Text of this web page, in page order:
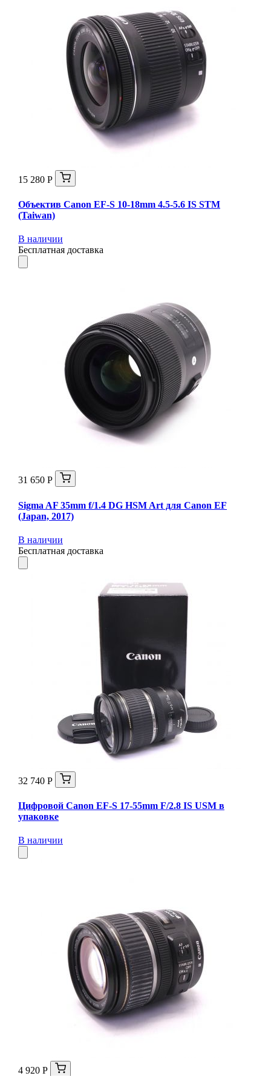
15 280 Р
Объектив Canon EF-S 10-18mm 4.5-5.6 IS STM
(Taiwan)
В наличии
Бесплатная доставка
31 650 Р
Sigma AF 35mm f/1.4 DG HSM Art для Canon EF
(Japan, 2017)
В наличии
Бесплатная доставка
32 740 Р
Цифровой Canon EF-S 17-55mm F/2.8 IS USM в
упаковке
В наличии
4 920 Р